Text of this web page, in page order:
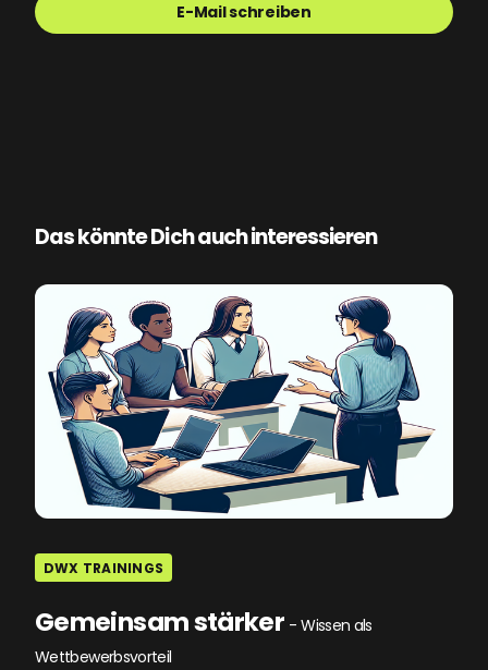
E-Mail schreiben
Das könnte Dich auch interessieren
DWX TRAININGS
Gemeinsam stärker - Wissen als
Wettbewerbsvorteil